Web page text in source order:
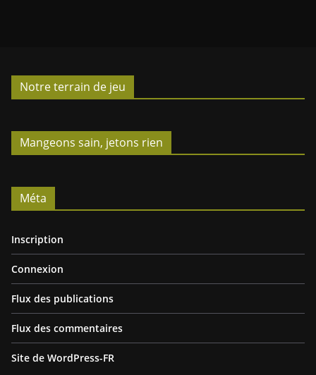
Notre terrain de jeu
Mangeons sain, jetons rien
Méta
Inscription
Connexion
Flux des publications
Flux des commentaires
Site de WordPress-FR